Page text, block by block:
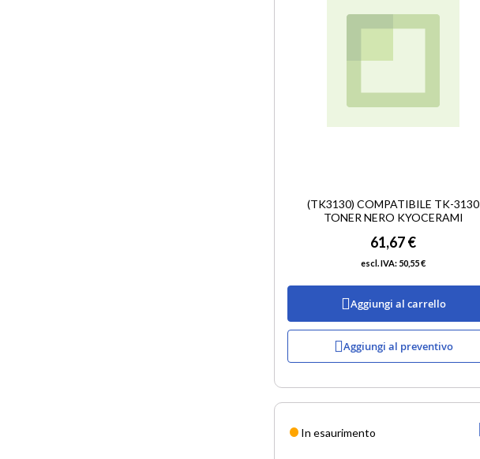
(TK3130) COMPATIBILE TK-3130
TONER NERO KYOCERAMI
61,67 €
50,55 €
Aggiungi al carrello
Aggiungi al preventivo
In esaurimento